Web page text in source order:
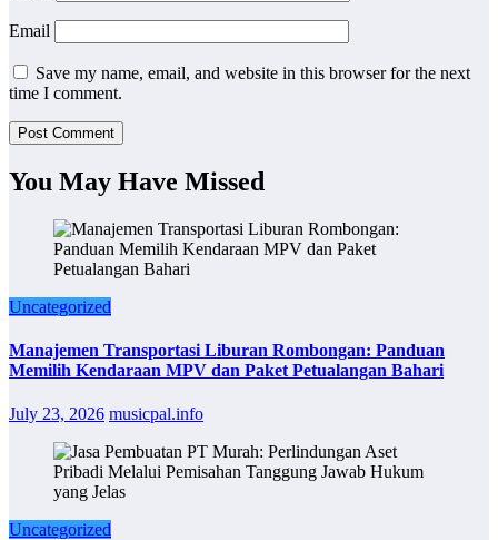
Email
Save my name, email, and website in this browser for the next
time I comment.
You May Have Missed
Uncategorized
Manajemen Transportasi Liburan Rombongan: Panduan
Memilih Kendaraan MPV dan Paket Petualangan Bahari
July 23, 2026 musicpal.info
Uncategorized